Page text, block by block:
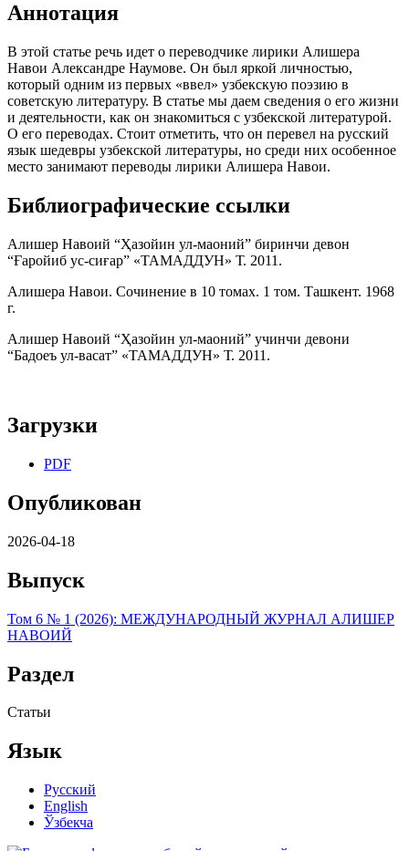
Аннотация
В этой статье речь идет о переводчике лирики Алишера
Навои Александре Наумове. Он был яркой личностью,
который одним из первых «ввел» узбекскую поэзию в
советскую литературу. В статье мы даем сведения о его жизни
и деятельности, как он знакомиться с узбекской литературой.
О его переводах. Стоит отметить, что он перевел на русский
язык шедевры узбекской литературы, но среди них особенное
место занимают переводы лирики Алишера Навои.
Библиографические ссылки
Алишер Навоий “Ҳазойин ул-маоний” биринчи девон
“Ғаройиб ус-сиғар” «ТАМАДДУН» Т. 2011.
Алишера Навои. Сочинение в 10 томах. 1 том. Ташкент. 1968
г.
Алишер Навоий “Ҳазойин ул-маоний” учинчи девони
“Бадоеъ ул-васат” «ТАМАДДУН» Т. 2011.
Загрузки
PDF
Опубликован
2026-04-18
Выпуск
Том 6 № 1 (2026): МЕЖДУНАРОДНЫЙ ЖУРНАЛ АЛИШЕР
НАВОИЙ
Раздел
Статьи
Язык
Русский
English
Ўзбекча